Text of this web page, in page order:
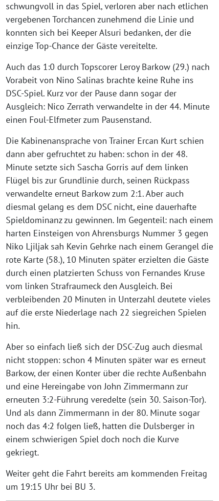
schwungvoll in das Spiel, verloren aber nach etlichen
vergebenen Torchancen zunehmend die Linie und
konnten sich bei Keeper Alsuri bedanken, der die
einzige Top-Chance der Gäste vereitelte.
Auch das 1:0 durch Topscorer Leroy Barkow (29.) nach
Vorabeit von Nino Salinas brachte keine Ruhe ins
DSC-Spiel. Kurz vor der Pause dann sogar der
Ausgleich: Nico Zerrath verwandelte in der 44. Minute
einen Foul-Elfmeter zum Pausenstand.
Die Kabinenansprache von Trainer Ercan Kurt schien
dann aber gefruchtet zu haben: schon in der 48.
Minute setzte sich Sascha Gorris auf dem linken
Flügel bis zur Grundlinie durch, seinen Rückpass
verwandelte erneut Barkow zum 2:1. Aber auch
diesmal gelang es dem DSC nicht, eine dauerhafte
Spieldominanz zu gewinnen. Im Gegenteil: nach einem
harten Einsteigen von Ahrensburgs Nummer 3 gegen
Niko Ljiljak sah Kevin Gehrke nach einem Gerangel die
rote Karte (58.), 10 Minuten später erzielten die Gäste
durch einen platzierten Schuss von Fernandes Kruse
vom linken Strafraumeck den Ausgleich. Bei
verbleibenden 20 Minuten in Unterzahl deutete vieles
auf die erste Niederlage nach 22 siegreichen Spielen
hin.
Aber so einfach ließ sich der DSC-Zug auch diesmal
nicht stoppen: schon 4 Minuten später war es erneut
Barkow, der einen Konter über die rechte Außenbahn
und eine Hereingabe von John Zimmermann zur
erneuten 3:2-Führung veredelte (sein 30. Saison-Tor).
Und als dann Zimmermann in der 80. Minute sogar
noch das 4:2 folgen ließ, hatten die Dulsberger in
einem schwierigen Spiel doch noch die Kurve
gekriegt.
Weiter geht die Fahrt bereits am kommenden Freitag
um 19:15 Uhr bei BU 3.